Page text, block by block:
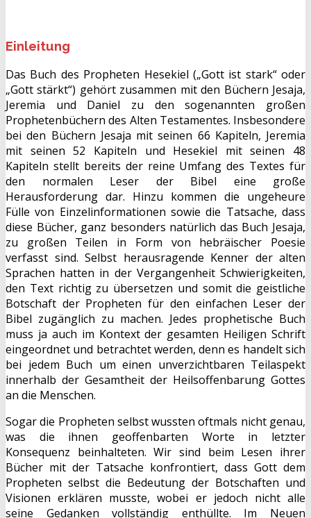
Einleitung
Das Buch des Propheten Hesekiel („Gott ist stark“ oder
„Gott stärkt“) gehört zusammen mit den Büchern Jesaja,
Jeremia und Daniel zu den sogenannten großen
Prophetenbüchern des Alten Testamentes. Insbesondere
bei den Büchern Jesaja mit seinen 66 Kapiteln, Jeremia
mit seinen 52 Kapiteln und Hesekiel mit seinen 48
Kapiteln stellt bereits der reine Umfang des Textes für
den normalen Leser der Bibel eine große
Herausforderung dar. Hinzu kommen die ungeheure
Fülle von Einzelinformationen sowie die Tatsache, dass
diese Bücher, ganz besonders natürlich das Buch Jesaja,
zu großen Teilen in Form von hebräischer Poesie
verfasst sind. Selbst herausragende Kenner der alten
Sprachen hatten in der Vergangenheit Schwierigkeiten,
den Text richtig zu übersetzen und somit die geistliche
Botschaft der Propheten für den einfachen Leser der
Bibel zugänglich zu machen. Jedes prophetische Buch
muss ja auch im Kontext der gesamten Heiligen Schrift
eingeordnet und betrachtet werden, denn es handelt sich
bei jedem Buch um einen unverzichtbaren Teilaspekt
innerhalb der Gesamtheit der Heilsoffenbarung Gottes
an die Menschen.
Sogar die Propheten selbst wussten oftmals nicht genau,
was die ihnen geoffenbarten Worte in letzter
Konsequenz beinhalteten. Wir sind beim Lesen ihrer
Bücher mit der Tatsache konfrontiert, dass Gott dem
Propheten selbst die Bedeutung der Botschaften und
Visionen erklären musste, wobei er jedoch nicht alle
seine Gedanken vollständig enthüllte. Im Neuen